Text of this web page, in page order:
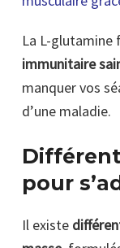
La L-glutamine
immunitaire
manquer vos
d’une maladie.
pour
Il existe